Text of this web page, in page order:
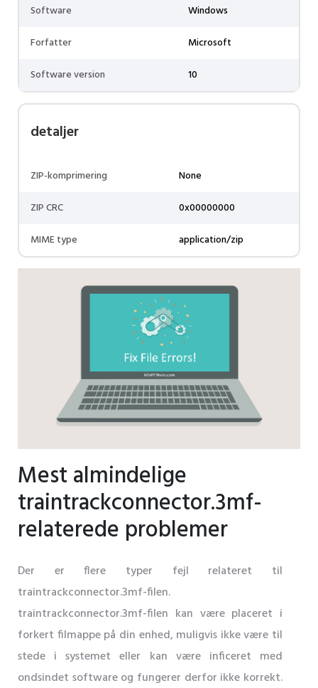
Software
Windows
Forfatter
Microsoft
Software version
10
detaljer
ZIP-komprimering
None
ZIP CRC
0x00000000
MIME type
application/zip
Mest almindelige
traintrackconnector.3mf-
relaterede problemer
Der er flere typer fejl relateret til
traintrackconnector.3mf-filen.
traintrackconnector.3mf-filen kan være placeret i
forkert filmappe på din enhed, muligvis ikke være til
stede i systemet eller kan være inficeret med
ondsindet software og fungerer derfor ikke korrekt.